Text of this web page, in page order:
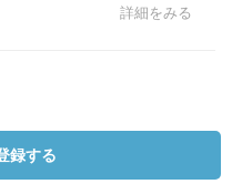
詳細をみる
録する